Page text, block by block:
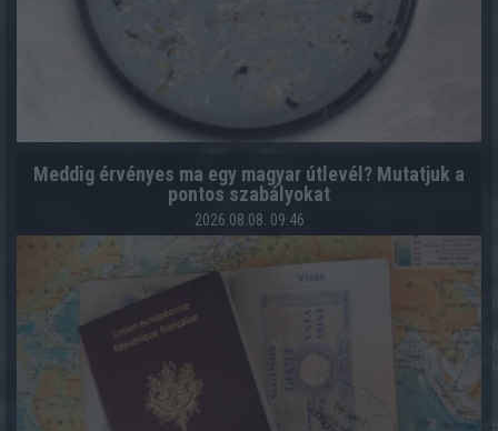
Meddig érvényes ma egy magyar útlevél? Mutatjuk a
pontos szabályokat
2026.08.08. 09:46